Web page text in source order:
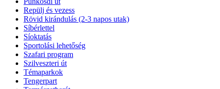
Repülj és vezess
Rövid kirándulás (2-3 napos utak)
Síbérlettel
Síoktatás
Sportolási lehetőség
Szafari program
Szilveszteri út
Témaparkok
Tengerpart